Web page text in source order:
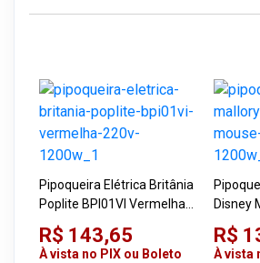
Pipoqueira Elétrica Britânia
Poplite BPI01VI Vermelha
220V 1200W
R$ 143,65
À vista no PIX ou Boleto
Disney
R$
À vista